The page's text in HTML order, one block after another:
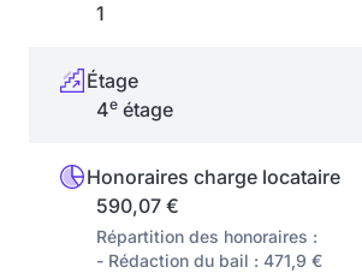
1
Étage
4e étage
Honoraires charge locataire
590,07 €
Répartition des honoraires :
- Rédaction du bail : 471,9 €